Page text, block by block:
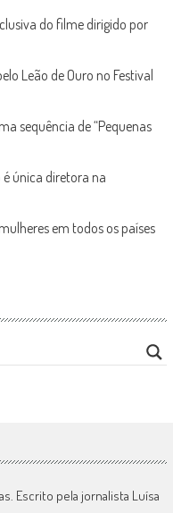
do filme dirigido por
Leão de Ouro no Festival
sequência de “Pequenas
é única diretora na
em todos os países
Escrito pela jornalista Luísa